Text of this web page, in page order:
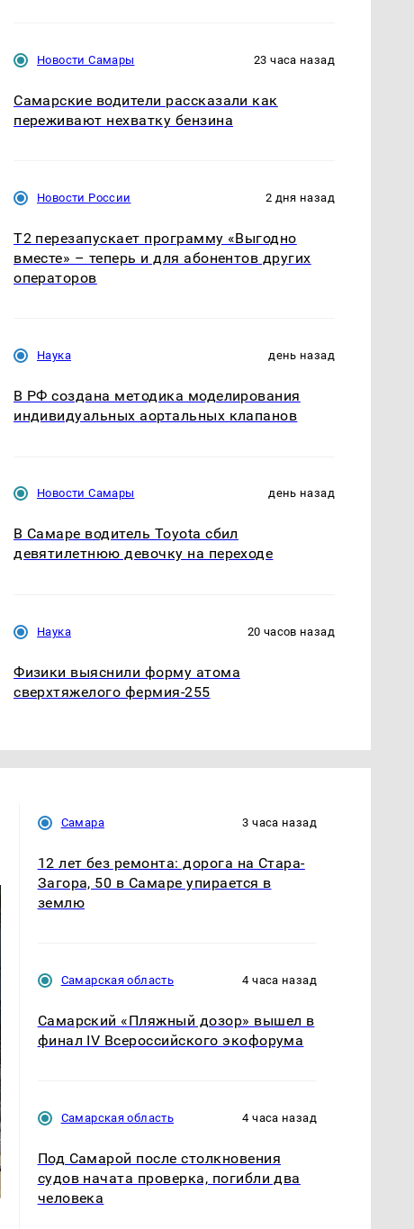
Новости Самары 23 часа назад
Самарские водители рассказали как
переживают нехватку бензина
Новости России 2 дня назад
Т2 перезапускает программу «Выгодно
вместе» – теперь и для абонентов других
операторов
Наука день назад
В РФ создана методика моделирования
индивидуальных аортальных клапанов
Новости Самары день назад
В Самаре водитель Toyota сбил
девятилетнюю девочку на переходе
Наука 20 часов назад
Физики выяснили форму атома
сверхтяжелого фермия-255
Самара 3 часа назад
12 лет без ремонта: дорога на Стара-
Загора, 50 в Самаре упирается в
землю
Самарская область 4 часа назад
Самарский «Пляжный дозор» вышел в
финал IV Всероссийского экофорума
Самарская область 4 часа назад
Под Самарой после столкновения
судов начата проверка, погибли два
человека